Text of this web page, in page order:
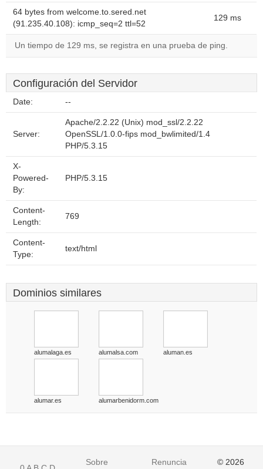
64 bytes from welcome.to.sered.net
(91.235.40.108): icmp_seq=2 ttl=52
129 ms
Un tiempo de 129 ms, se registra en una prueba de ping.
Configuración del Servidor
Date: --
Server:
Apache/2.2.22 (Unix) mod_ssl/2.2.22
OpenSSL/1.0.0-fips mod_bwlimited/1.4
PHP/5.3.15
X-
Powered-
By:
PHP/5.3.15
Content-
Length:
769
Content-
Type:
text/html
Dominios similares
alumalaga.es alumalsa.com aluman.es
alumar.es alumarbenidorm.com
Sobre Renuncia © 2026